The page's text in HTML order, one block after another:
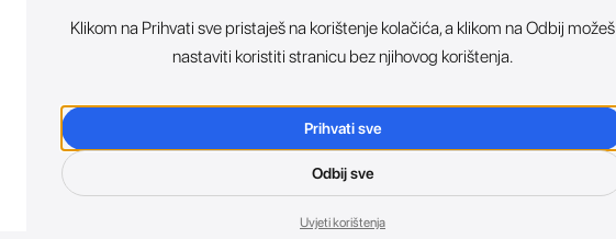
Klikom na Prihvati sve pristaješ na korištenje kolačića, a klikom na Odbij možeš
nastaviti koristiti stranicu bez njihovog korištenja.
Prihvati sve
Odbij sve
Uvjeti korištenja